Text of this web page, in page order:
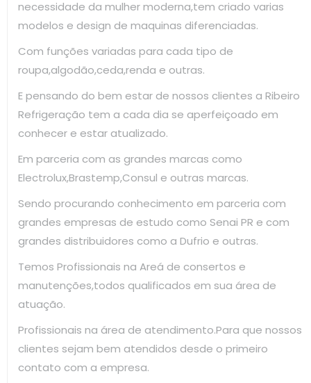
necessidade da mulher moderna,tem criado varias
modelos e design de maquinas diferenciadas.
Com funções variadas para cada tipo de
roupa,algodão,ceda,renda e outras.
E pensando do bem estar de nossos clientes a Ribeiro
Refrigeração tem a cada dia se aperfeiçoado em
conhecer e estar atualizado.
Em parceria com as grandes marcas como
Electrolux,Brastemp,Consul e outras marcas.
Sendo procurando conhecimento em parceria com
grandes empresas de estudo como Senai PR e com
grandes distribuidores como a Dufrio e outras.
Temos Profissionais na Areá de consertos e
manutenções,todos qualificados em sua área de
atuação.
Profissionais na área de atendimento.Para que nossos
clientes sejam bem atendidos desde o primeiro
contato com a empresa.